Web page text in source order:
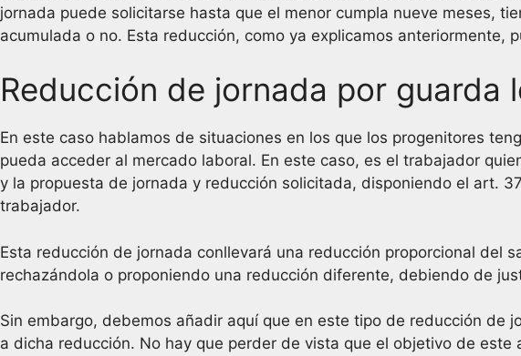
jornada puede solicitarse hasta que el menor cumpla nueve meses,
acumulada o no. Esta reducción, como ya explicamos
Reducción de jornada por guarda
En este caso hablamos de situaciones en los que los progenitores
pueda acceder al mercado laboral. En este caso, es el trabajador
y la propuesta de jornada y reducción solicitada, disponiendo el art.
trabajador.
Esta reducción de jornada conllevará una reducción proporcional
rechazándola o proponiendo una reducción diferente, debiendo de
Sin embargo, debemos añadir aquí que en este tipo de reducción de
a dicha reducción. No hay que perder de vista que el objetivo de